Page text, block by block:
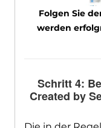
Folgen Sie
werden
Schritt 4:
Created by